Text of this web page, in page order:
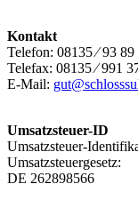
Kontakt
Telefon: 08135 ⁄ 93 89
Telefax: 08135 ⁄ 991
E-Mail:
Umsatzsteuer-ID
Umsatzsteuer-
Umsatzsteuergesetz:
DE 262898566